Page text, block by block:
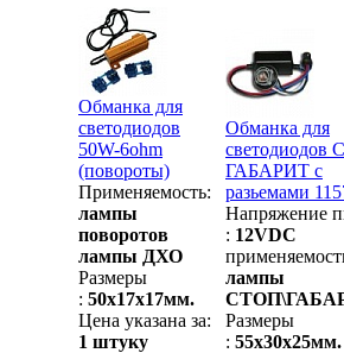
Обманка для
светодиодов
50W-6ohm
(повороты)
Применяемость:
лампы
поворотов
лампы ДХО
Размеры
: 50х17х17мм.
Цена указана за:
1 штуку
Обманка для
светодиодов
ГАБАРИТ с
разьемами
Напряжение
: 12VDC
лампы
Размеры
: 55х30х25мм.